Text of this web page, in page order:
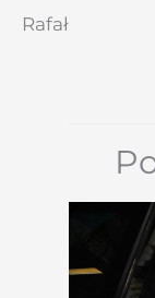
Rafał